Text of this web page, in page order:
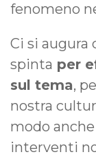
fenomeno
Ci si augura
spinta per
sul tema,
nostra
modo
interventi